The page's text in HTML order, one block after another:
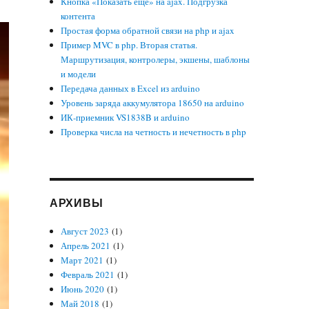
контента
Простая форма обратной связи на php и ajax
Пример MVC в php. Вторая статья.
Маршрутизация, контролеры, экшены, шаблоны
и модели
Передача данных в Excel из arduino
Уровень заряда аккумулятора 18650 на arduino
ИК-приемник VS1838B и arduino
Проверка числа на четность и нечетность в php
АРХИВЫ
Август 2023 (1)
Апрель 2021 (1)
Март 2021 (1)
Февраль 2021 (1)
Июнь 2020 (1)
Май 2018 (1)